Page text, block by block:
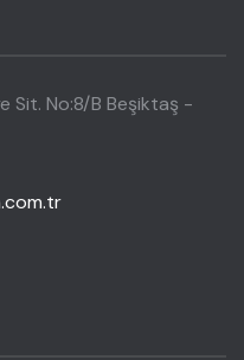
Sit. No:8/B Beşiktaş -